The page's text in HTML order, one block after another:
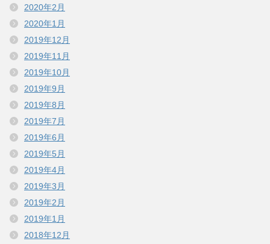
2020年2月
2020年1月
2019年12月
2019年11月
2019年10月
2019年9月
2019年8月
2019年7月
2019年6月
2019年5月
2019年4月
2019年3月
2019年2月
2019年1月
2018年12月